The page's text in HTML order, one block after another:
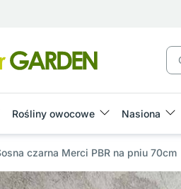
Rośliny owocowe Nasiona
czarna Merci PBR na pniu 70cm